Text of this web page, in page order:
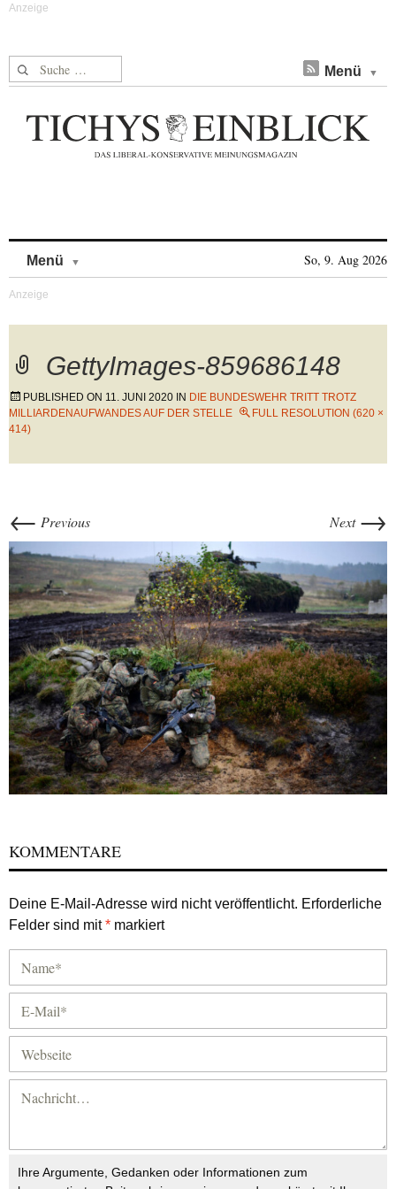
Suche nach: Menü
Menü So, 9. Aug 2026
GettyImages-859686148
PUBLISHED ON 11. JUNI 2020 IN DIE BUNDESWEHR TRITT TROTZ
MILLIARDENAUFWANDES AUF DER STELLE
FULL RESOLUTION (620 ×
414)
← Previous Next →
KOMMENTARE
Deine E-Mail-Adresse wird nicht veröffentlicht. Erforderliche
Felder sind mit* markiert
Ihre Argumente, Gedanken oder Informationen zum